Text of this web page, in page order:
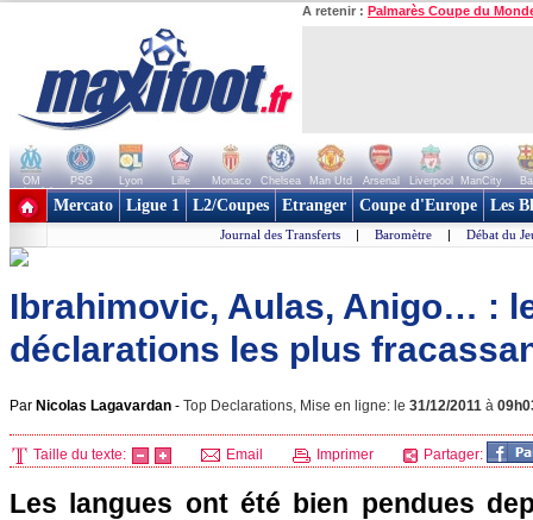
A retenir : Palmarès Coupe du
OM PSG Lyon Lille Monaco Chelsea Man Utd Arsenal Liverpool ManCity
+ de clubs
Mercato Ligue 1 L2/Coupes Etranger Coupe d'Europe Les
Journal des Transferts | Baromètre | Débat du
Ibrahimovic, Aulas, Anigo… :
déclarations les plus
Par Nicolas Lagavardan - Top Declarations, Mise en ligne: le 31/12/2011 à
Taille du texte: Email Imprimer Partager:
Les langues ont été bien pendues